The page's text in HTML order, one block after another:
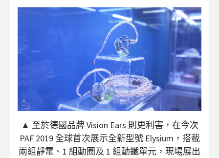
▲ 至於德國品牌 Vision Ears 則更利害，在今次
PAF 2019 全球首次展示全新型號 Elysium，搭載
兩組靜電、1 組動圈及 1 組動鐵單元，現場展出